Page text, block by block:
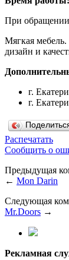
При
Мягкая
дизайн и
г.
г.
Распечатать
Сообщить о
Предыдущая
← Mon Darin
Следующая
Mr.Doors →
Рекламная